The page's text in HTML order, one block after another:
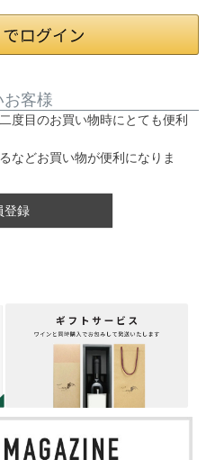
お客様
度目のお買い物時にとても便利
などお買い物が便利になりま
登録